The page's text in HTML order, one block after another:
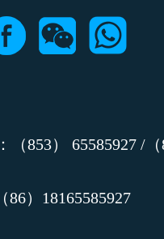
（853） 65585927 /（
86）18165585927